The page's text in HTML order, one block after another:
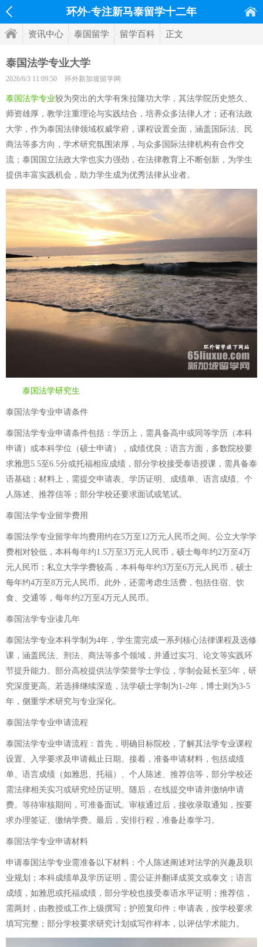
环外·专注新马泰留学十二年
资讯中心 泰国留学 留学百科 正文
泰国法学专业大学
2026/6/3 11:09:50 环外新加坡留学网
泰国法学专业较为突出的大学有朱拉隆功大学，其法学院历史悠久、
师资雄厚，教学注重理论与实践结合，培养众多法律人才；还有法政
大学，作为泰国法律领域权威学府，课程设置全面，涵盖国际法、民
商法等多方向，学术研究氛围浓厚，与众多国际法律机构有合作交
流；泰国国立法政大学也实力强劲，在法律教育上不断创新，为学生
提供丰富实践机会，助力学生成为优秀法律从业者。
泰国法学研究生
泰国法学专业申请条件
泰国法学专业申请条件包括：学历上，需具备高中或同等学历（本科
申请）或本科学位（硕士申请），成绩优良；语言方面，多数院校要
求雅思5.5至6.5分或托福相应成绩，部分学校接受泰语授课，需具备泰
语基础；材料上，需提交申请表、学历证明、成绩单、语言成绩、个
人陈述、推荐信等；部分学校还要求面试或笔试。
泰国法学专业留学费用
泰国法学专业留学年均费用约在5万至12万元人民币之间。公立大学学
费相对较低，本科每年约1.5万至3万元人民币，硕士每年约2万至4万
元人民币；私立大学学费较高，本科每年约3万至6万元人民币，硕士
每年约4万至8万元人民币。此外，还需考虑生活费，包括住宿、饮
食、交通等，每年约2万至4万元人民币。
泰国法学专业读几年
泰国法学专业本科学制为4年，学生需完成一系列核心法律课程及选修
课，涵盖民法、刑法、商法等多个领域，并通过实习、论文等实践环
节提升能力。部分高校提供法学荣誉学士学位，学制会延长至5年，研
究深度更高。若选择继续深造，法学硕士学制为1-2年，博士则为3-5
年，侧重学术研究与专业深化。
泰国法学专业申请流程
泰国法学专业申请流程：首先，明确目标院校，了解其法学专业课程
设置、入学要求及申请截止日期。接着，准备申请材料，包括成绩
单、语言成绩（如雅思、托福）、个人陈述、推荐信等，部分学校还
需法律相关实习或研究经历证明。随后，在线提交申请并缴纳申请
费。等待审核期间，可准备面试。审核通过后，接收录取通知，按要
求办理签证、缴纳学费。最后，安排行程，准备赴泰学习。
泰国法学专业申请材料
申请泰国法学专业需准备以下材料：个人陈述阐述对法学的兴趣及职
业规划；本科成绩单及学历证明，需公证并翻译成英文或泰文；语言
成绩，如雅思或托福成绩，部分学校也接受泰语水平证明；推荐信，
需两封，由教授或工作上级撰写；护照复印件；申请表，按学校要求
填写完整；部分学校要求研究计划或写作样本，以评估学术能力。